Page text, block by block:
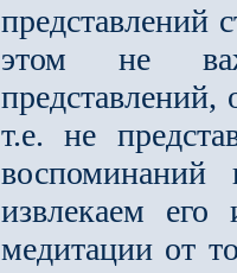
представлений
этом не
т.е. не
извлекаем
медитации от